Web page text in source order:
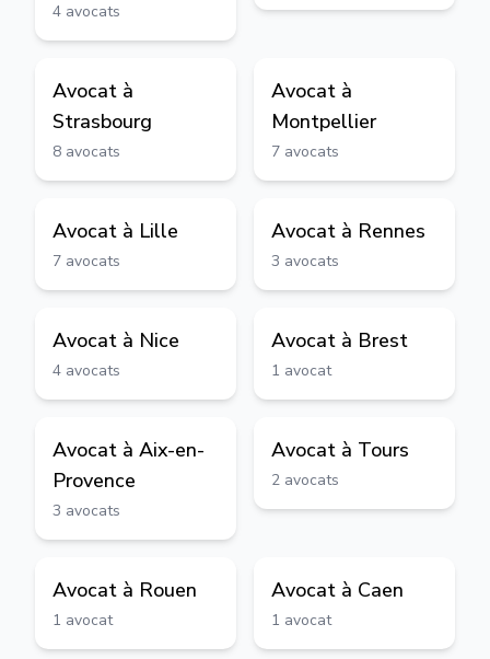
4 avocats
Avocat à
Strasbourg
8 avocats
Avocat à
Montpellier
7 avocats
Avocat à Lille
7 avocats
Avocat à Rennes
3 avocats
Avocat à Nice
4 avocats
Avocat à Brest
1 avocat
Avocat à Aix-en-
Provence
3 avocats
Avocat à Tours
2 avocats
Avocat à Rouen
1 avocat
Avocat à Caen
1 avocat